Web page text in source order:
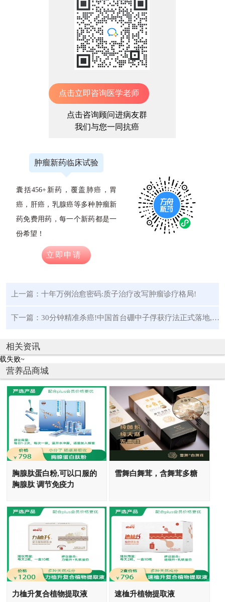
点击立即咨询医学老师
点击咨询顾问进病友群
我们与您一同抗癌
肿瘤新药临床试验
囊括456+新药，覆盖肺癌，胃
癌，肝癌，乳腺癌等多种肿瘤新
药免费用药，每一个新药都是一
份希望！
立即申请
上一篇： 十年万例治愈密码:质子治疗改写肿瘤诊疗格局!
下一篇： 30分钟精准杀癌!中国首台硼中子俘获疗法正式落地,首例患者绝境重生
相关资讯
失败~
营养品商城
胸腺肽蛋白粉,可以口服的
胸腺肽 调节免疫力
雪舞白舞茸，含舞茸多糖
力桖升复合植物提取液 速桖升植物提取液